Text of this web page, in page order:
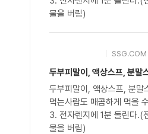
물을 버림)
SSG.COM
두부피말이, 액상스프, 분말
두부피말이, 액상스프, 분말
먹는사람도 매콤하게 먹을 수 있어요. 조리방법 아래 참조: 1. 뚜껑을 완전히
3. 전자렌지에 1분 돌린다.(
물을 버림)